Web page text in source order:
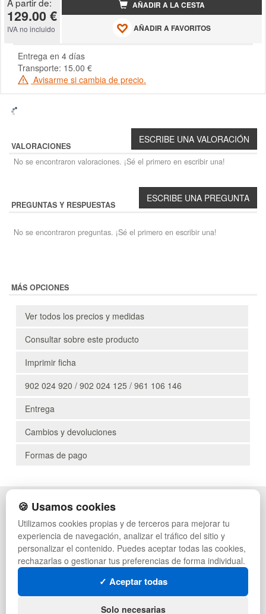
129.00 €
IVA no incluido
AÑADIR A LA CESTA
AÑADIR A FAVORITOS
Entrega en 4 días
Transporte: 15.00 €
Avisarme si cambia de precio.
VALORACIONES
No se encontraron valoraciones. ¡Sé el primero en escribir una!
PREGUNTAS Y RESPUESTAS
No se encontraron preguntas. ¡Sé el primero en escribir una!
MÁS OPCIONES
Ver todos los precios y medidas
Consultar sobre este producto
Imprimir ficha
902 024 920 / 902 024 125 / 961 106 146
Entrega
Cambios y devoluciones
Formas de pago
POLÍTICA DE PRIVACIDAD
CONDICIONES DE USO
CAMBIOS Y DEVOLUCIONES
CONTACTO
QUIENES SOMOS
MAPA WEB
PREGUNTAS FRECUENTES
PALETS DE PLÁSTICO
MANUTENCIÓN
GESTIÓN DE RESIDUOS
PALETS
CONTENEDORES DE PLÁSTICO
LIQUIDACIÓN Y SOBRANTES
🍪 Usamos cookies
Utilizamos cookies propias y de terceros para mejorar tu
experiencia de navegación, analizar el tráfico del sitio y
personalizar el contenido. Puedes aceptar todas las cookies,
rechazarlas o gestionar tus preferencias de forma individual.
✓ Aceptar todas
Solo necesarias